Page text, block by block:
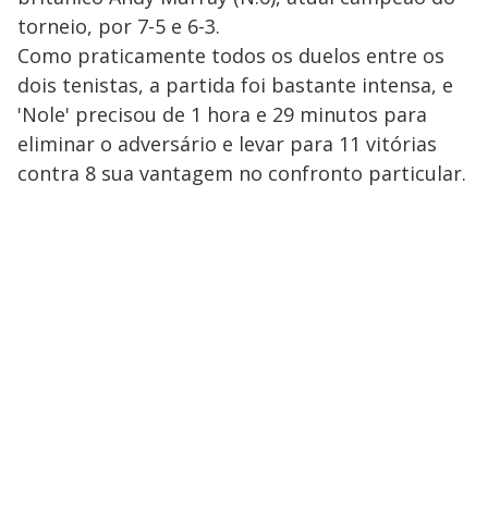
torneio, por 7-5 e 6-3.
Como praticamente todos os duelos entre os
dois tenistas, a partida foi bastante intensa, e
'Nole' precisou de 1 hora e 29 minutos para
eliminar o adversário e levar para 11 vitórias
contra 8 sua vantagem no confronto particular.